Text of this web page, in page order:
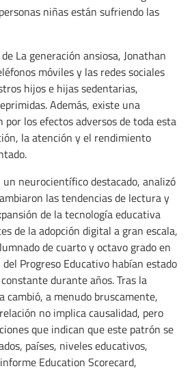
niñas están sufriendo las
La generación ansiosa, Jonathan
móviles y las redes sociales
hijos e hijas sedentarias,
Además, existe una
por los efectos adversos de toda esta
la atención y el rendimiento
un neurocientífico destacado, analizó
las tendencias de lectura y
de la tecnología educativa
de la adopción digital a gran escala,
de cuarto y octavo grado en
Progreso Educativo habían estado
durante años. Tras la
cambió, a menudo bruscamente,
no implica causalidad, pero
que indican que este patrón se
países, niveles educativos,
Education Scorecard,